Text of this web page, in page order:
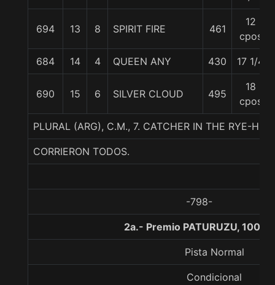
694 13 8 SPIRIT FIRE 461
12
cpos
684 14 4 QUEEN ANY 430 17 1/4
690 15 6 SILVER CLOUD 495
18
cpos
PLURAL (ARG), C.M., 7. CATCHER IN THE RYE-
CORRIERON TODOS.
-798-
2a.- Premio PATURUZU, 1000
Pista Normal
Condicional